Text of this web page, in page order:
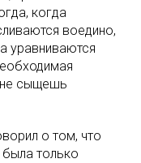
когда
воедино,
уравниваются
сыщешь
о том, что
была только